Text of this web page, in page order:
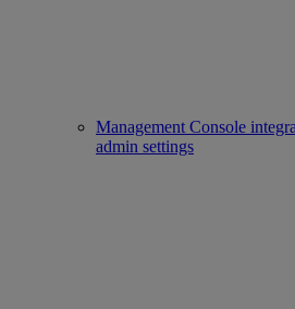
Management Console
admin settings